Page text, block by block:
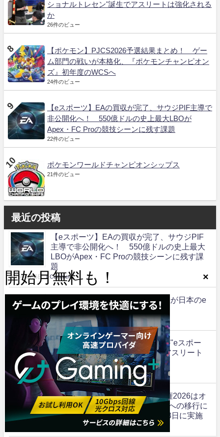
ショナルトレセン"誕生でアスリートは強化される
か
26件のビュー
【ポケモン】PJCS2026予選結果まとめ！ ゲー
ム部門の戦いが本格化、『ポケモンチャンピオン
ズ』初年度のWCSへ
24件のビュー
【eスポーツ】EAの買収が完了、サウジPIF主導で
非公開化へ！ 550億ドルの史上最大LBOが
Apex・FC Proの競技シーンに残す課題
22件のビュー
ポケモンワールドチャンピオンシップス
21件のビュー
最近の投稿
【eスポーツ】EAの買収が完了、サウジPIF
主導で非公開化へ！ 550億ドルの史上最大
LBOがApex・FC Proの競技シーンに残す課
題
2026年8月6日 1 Comment
【2026愛知アジア大会】地元開催が日本のe
スポーツにもたらすものとは？
2026年8月4日 1 Comment
【2026愛知アジア大会】日本初の"eスポー
ツ版ナショナルトレセン"誕生でアスリート
は強化されるか
2026年8月1日 1 Comment
全国都道府県対抗eスポーツ選手権2026はオ
ンライン開催へ！ 「新たな大会への移行に
伴う特別大会」として12月12・13日に実施
2026年7月30日 1 Comment